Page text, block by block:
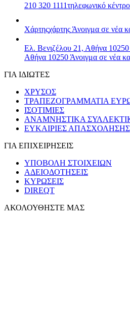
210 320 1111τηλεφωνικό
Χάρτηςχάρτης Άνοιγμα σε νέα
Ελ. Βενιζέλου 21, Αθήνα 10250
Αθήνα 10250 Άνοιγμα σε νέα
ΓΙΑ ΙΔΙΩΤΕΣ
ΧΡΥΣΟΣ
ΤΡΑΠΕΖΟΓΡΑΜΜΑΤΙΑ
ΙΣΟΤΙΜΙΕΣ
ΑΝΑΜΝΗΣΤΙΚΑ
ΕΥΚΑΙΡΙΕΣ ΑΠΑΣΧΟΛΗΣΗΣ
ΓΙΑ ΕΠΙΧΕΙΡΗΣΕΙΣ
ΥΠΟΒΟΛΗ ΣΤΟΙΧΕΙΩΝ
ΑΔΕΙΟΔΟΤΗΣΕΙΣ
ΚΥΡΩΣΕΙΣ
DIREQT
ΑΚΟΛΟΥΘΗΣΤΕ ΜΑΣ